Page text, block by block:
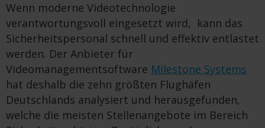
Wenn moderne Videotechnologie
verantwortungsvoll eingesetzt wird, kann das
Sicherheitspersonal schnell und effektiv entlastet
werden. Der Anbieter für
Videomanagementsoftware Milestone Systems
hat deshalb die zehn größten Flughäfen
Deutschlands analysiert und herausgefunden,
welche die meisten Stellenangebote im Bereich